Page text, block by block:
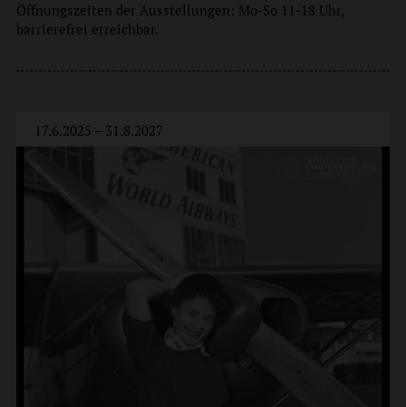
Öffnungszeiten der Ausstellungen: Mo-So 11-18 Uhr,
barrierefrei erreichbar.
17.6.2025 – 31.8.2027